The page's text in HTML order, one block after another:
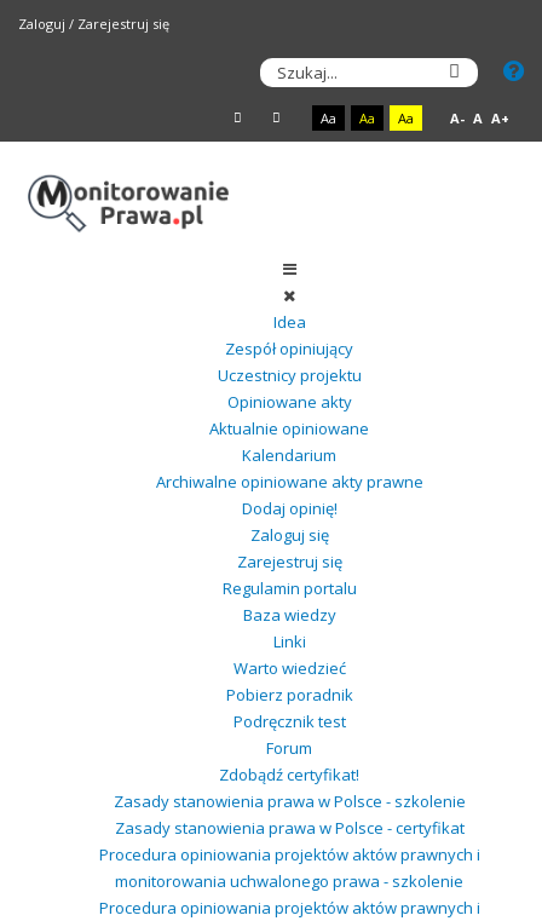
Zaloguj / Zarejestruj się
Aa Aa Aa A- A A+
Idea
Zespół opiniujący
Uczestnicy projektu
Opiniowane akty
Aktualnie opiniowane
Kalendarium
Archiwalne opiniowane akty prawne
Dodaj opinię!
Zaloguj się
Zarejestruj się
Regulamin portalu
Baza wiedzy
Linki
Warto wiedzieć
Pobierz poradnik
Podręcznik test
Forum
Zdobądź certyfikat!
Zasady stanowienia prawa w Polsce - szkolenie
Zasady stanowienia prawa w Polsce - certyfikat
Procedura opiniowania projektów aktów prawnych i
monitorowania uchwalonego prawa - szkolenie
Procedura opiniowania projektów aktów prawnych i